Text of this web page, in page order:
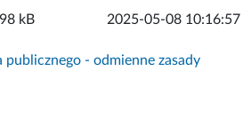
kB 2025-05-08 10:16:57
- odmienne zasady